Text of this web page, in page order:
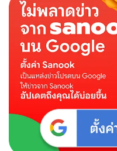
Mainboard
แห่ง
อนาคต
เปลี่ยนแปลง
และ
หน้า
ครบ